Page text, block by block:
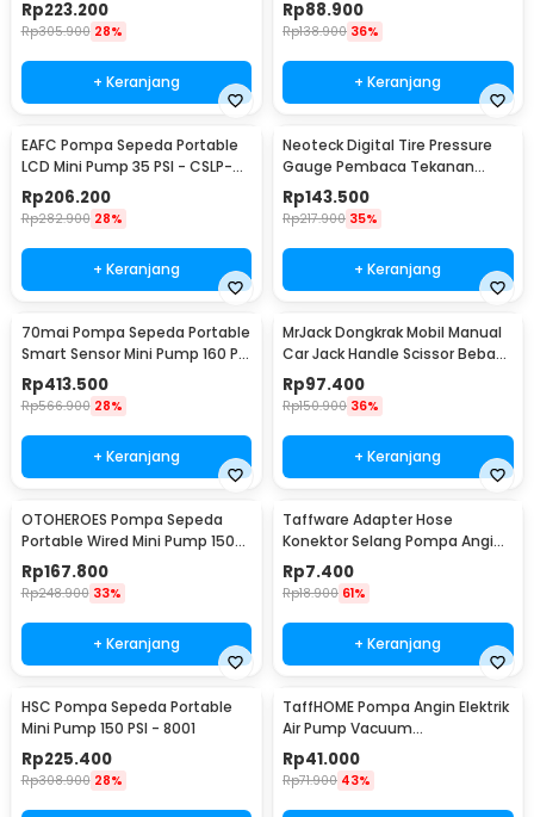
Rp223.200
Rp305.900 28%
+ Keranjang
Rp88.900
Rp138.900 36%
+ Keranjang
EAFC Pompa Sepeda Portable
LCD Mini Pump 35 PSI - CSLP-
A01
Rp206.200
Rp282.900 28%
+ Keranjang
Neoteck Digital Tire Pressure
Gauge Pembaca Tekanan
Angin LCD - DP-201
Rp143.500
Rp217.900 35%
+ Keranjang
70mai Pompa Sepeda Portable
Smart Sensor Mini Pump 160 PSI
- Midrive TP03
Rp413.500
Rp566.900 28%
+ Keranjang
MrJack Dongkrak Mobil Manual
Car Jack Handle Scissor Beban
2 Ton - MJ01
Rp97.400
Rp150.900 36%
+ Keranjang
OTOHEROES Pompa Sepeda
Portable Wired Mini Pump 150
PSI - YD-787
Rp167.800
Rp248.900 33%
+ Keranjang
Taffware Adapter Hose
Konektor Selang Pompa Angin
Ban Ordinary - DK02
Rp7.400
Rp18.900 61%
+ Keranjang
HSC Pompa Sepeda Portable
Mini Pump 150 PSI - 8001
Rp225.400
Rp308.900 28%
TaffHOME Pompa Angin Elektrik
Air Pump Vacuum
Compression 400L/min - CZ-
198B
Rp41.000
Rp71.900 43%